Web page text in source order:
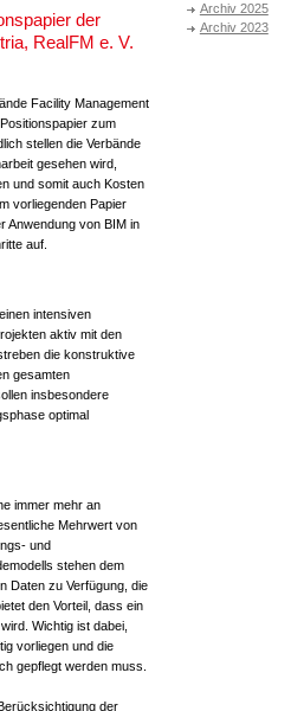
Archiv 2025
Archiv 2023
der
RealFM e. V.
Facility Management
zum
stellen die Verbände
gesehen wird,
und somit auch Kosten
vorliegenden Papier
Anwendung von BIM in
auf.
intensiven
aktiv mit den
die konstruktive
gesamten
insbesondere
optimal
immer mehr an
Mehrwert von
und
stehen dem
Daten zu Verfügung, die
den Vorteil, dass ein
Wichtig ist dabei,
vorliegen und die
gepflegt werden muss.
der